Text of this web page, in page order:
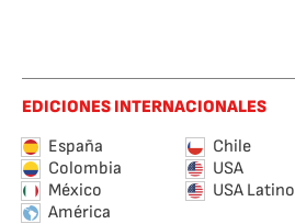
EDICIONES INTERNACIONALES
España
Chile
Colombia
USA
México
USA Latino
América